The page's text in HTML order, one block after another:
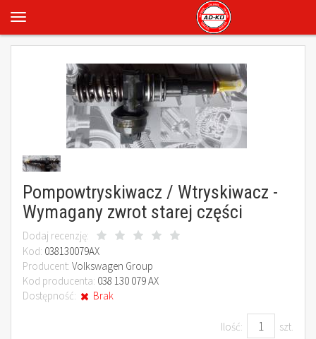
Pompowtryskiwacz / Wtryskiwacz -
Wymagany zwrot starej części
Dodaj recenzję:
Kod: 038130079AX
Producent: Volkswagen Group
Kod producenta: 038 130 079 AX
Dostępność:
Brak
Ilość: szt.